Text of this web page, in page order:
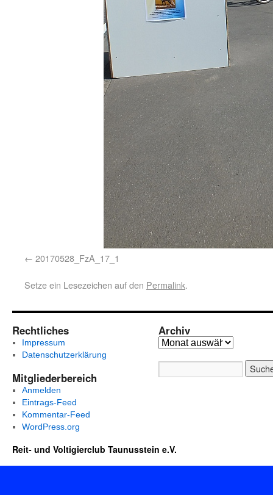
20170528_FzA_17_1
Setze ein Lesezeichen auf den Permalink.
Rechtliches
Impressum
Datenschutzerklärung
Mitgliederbereich
Anmelden
Eintrags-Feed
Kommentar-Feed
WordPress.org
Archiv
Reit- und Voltigierclub Taunusstein e.V.